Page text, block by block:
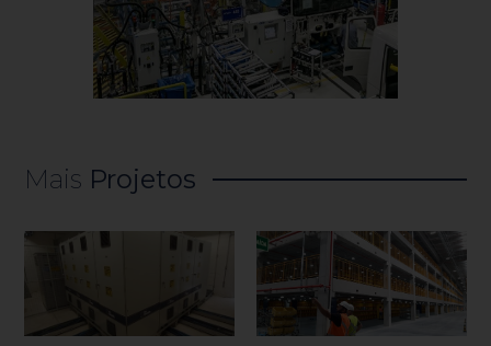
Mais Projetos